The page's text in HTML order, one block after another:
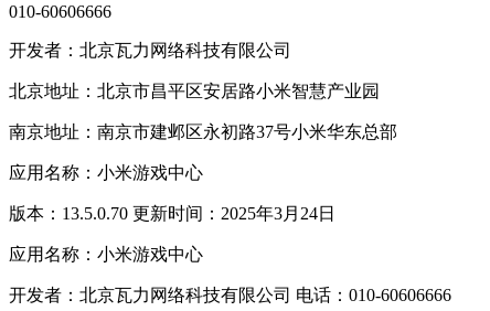
010-60606666
开发者：北京瓦力网络科技有限公司
北京地址：北京市昌平区安居路小米智慧产业园
南京地址：南京市建邺区永初路37号小米华东总部
应用名称：小米游戏中心
版本：13.5.0.70 更新时间：2025年3月24日
应用名称：小米游戏中心
开发者：北京瓦力网络科技有限公司 电话：010-60606666